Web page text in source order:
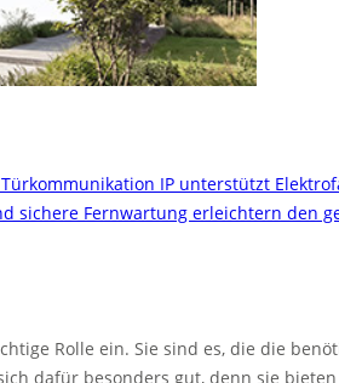
IP unterstützt
sichere Fernwartung erleichtern den
Rolle ein. Sie sind es, die die
dafür besonders gut, denn sie